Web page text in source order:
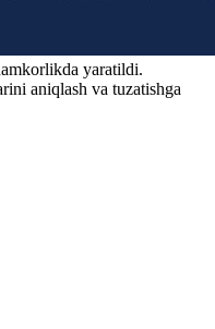
yaratildi.
aniqlash va tuzatishga